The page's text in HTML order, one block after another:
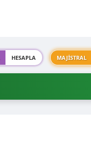
HESAPLA MAJİSTRAL